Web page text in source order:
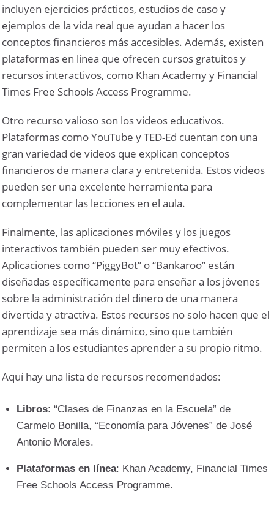
incluyen ejercicios prácticos, estudios de caso y
ejemplos de la vida real que ayudan a hacer los
conceptos financieros más accesibles. Además, existen
plataformas en línea que ofrecen cursos gratuitos y
recursos interactivos, como Khan Academy y Financial
Times Free Schools Access Programme.
Otro recurso valioso son los videos educativos.
Plataformas como YouTube y TED-Ed cuentan con una
gran variedad de videos que explican conceptos
financieros de manera clara y entretenida. Estos videos
pueden ser una excelente herramienta para
complementar las lecciones en el aula.
Finalmente, las aplicaciones móviles y los juegos
interactivos también pueden ser muy efectivos.
Aplicaciones como “PiggyBot” o “Bankaroo” están
diseñadas específicamente para enseñar a los jóvenes
sobre la administración del dinero de una manera
divertida y atractiva. Estos recursos no solo hacen que el
aprendizaje sea más dinámico, sino que también
permiten a los estudiantes aprender a su propio ritmo.
Aquí hay una lista de recursos recomendados:
Libros: “Clases de Finanzas en la Escuela” de
Carmelo Bonilla, “Economía para Jóvenes” de José
Antonio Morales.
Plataformas en línea: Khan Academy, Financial Times
Free Schools Access Programme.